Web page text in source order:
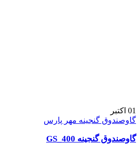
01 اکتبر
گاوصندوق گنجینه مهر پارس
گاوصندوق گنجینه GS_400